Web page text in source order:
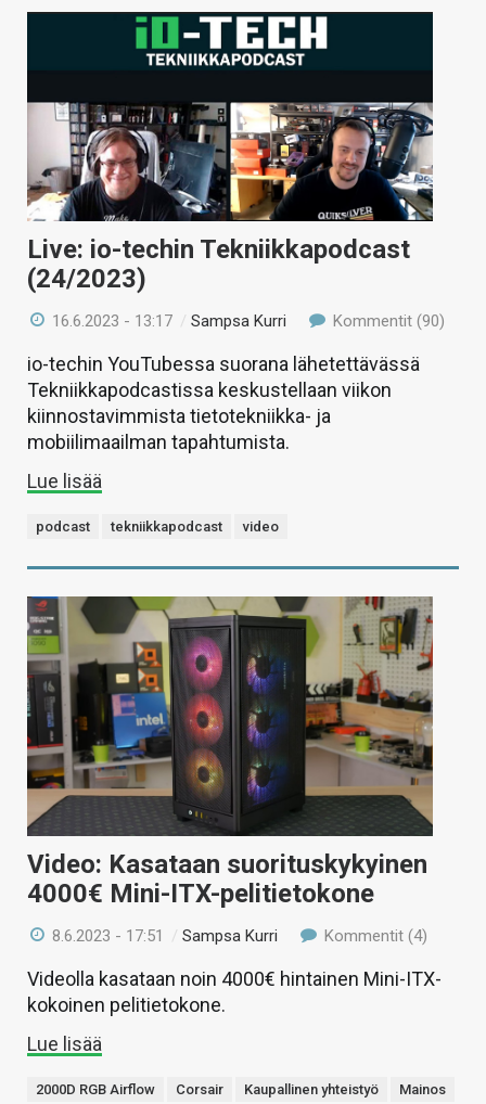
Live: io-techin Tekniikkapodcast
(24/2023)
16.6.2023 - 13:17 /Sampsa Kurri Kommentit (90)
io-techin YouTubessa suorana lähetettävässä
Tekniikkapodcastissa keskustellaan viikon
kiinnostavimmista tietotekniikka- ja
mobiilimaailman tapahtumista.
Lue lisää
podcast tekniikkapodcast video
Video: Kasataan suorituskykyinen
4000€ Mini-ITX-pelitietokone
8.6.2023 - 17:51 /Sampsa Kurri Kommentit (4)
Videolla kasataan noin 4000€ hintainen Mini-ITX-
kokoinen pelitietokone.
Lue lisää
2000D RGB Airflow Corsair Kaupallinen yhteistyö
Mainos